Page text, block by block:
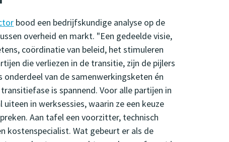
bood een bedrijfskundige analyse op de
overheid en markt. "Een gedeelde visie,
coördinatie van beleid, het stimuleren
die verliezen in de transitie, zijn de pijlers
van de samenwerkingsketen én
is spannend. Voor alle partijen in
in werksessies, waarin ze een keuze
Aan tafel een voorzitter, technisch
kostenspecialist. Wat gebeurt er als de